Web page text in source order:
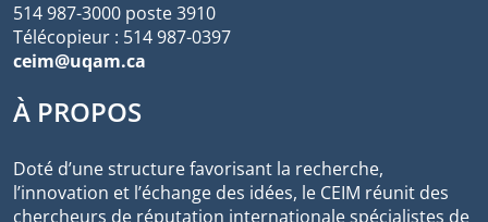
514 987-3000 poste 3910
Télécopieur : 514 987-0397
ceim@uqam.ca
À PROPOS
Doté d’une structure favorisant la recherche,
l’innovation et l’échange des idées, le CEIM réunit des
chercheurs de réputation internationale spécialistes de